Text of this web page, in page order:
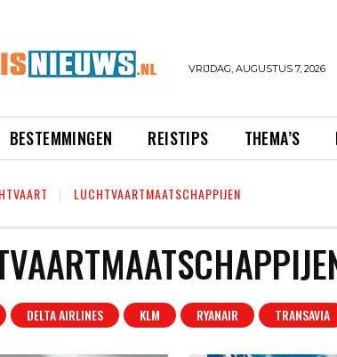
VRIJDAG, AUGUSTUS 7, 2026
BESTEMMINGEN REISTIPS THEMA’S
LUCHTVAARTMAATSCHAPPIJEN
DELTA AIRLINES KLM RYANAIR TRANSAVIA